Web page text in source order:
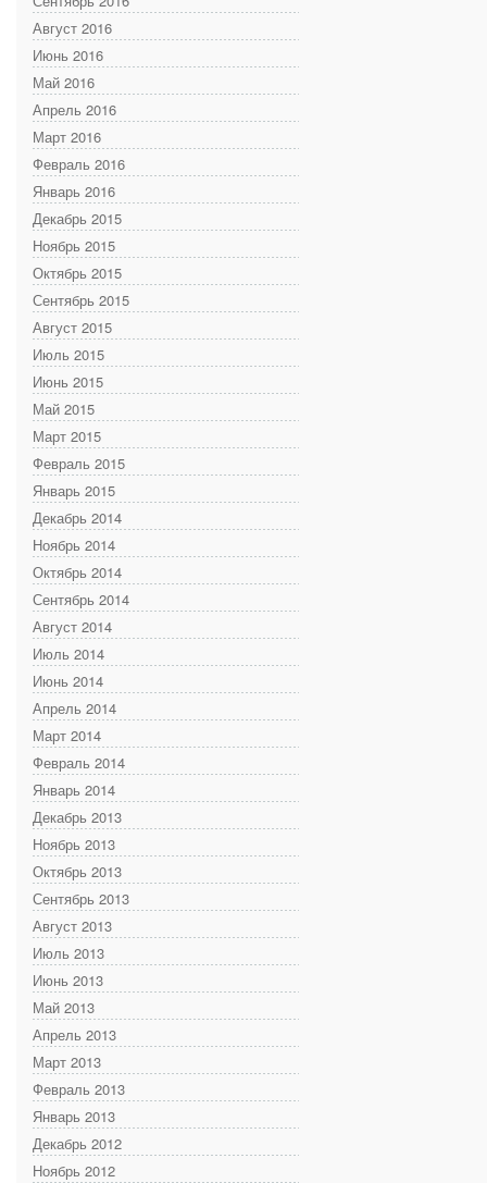
Август 2016
Июнь 2016
Май 2016
Апрель 2016
Март 2016
Февраль 2016
Январь 2016
Декабрь 2015
Ноябрь 2015
Октябрь 2015
Сентябрь 2015
Август 2015
Июль 2015
Июнь 2015
Май 2015
Март 2015
Февраль 2015
Январь 2015
Декабрь 2014
Ноябрь 2014
Октябрь 2014
Сентябрь 2014
Август 2014
Июль 2014
Июнь 2014
Апрель 2014
Март 2014
Февраль 2014
Январь 2014
Декабрь 2013
Ноябрь 2013
Октябрь 2013
Сентябрь 2013
Август 2013
Июль 2013
Июнь 2013
Май 2013
Апрель 2013
Март 2013
Февраль 2013
Январь 2013
Декабрь 2012
Ноябрь 2012